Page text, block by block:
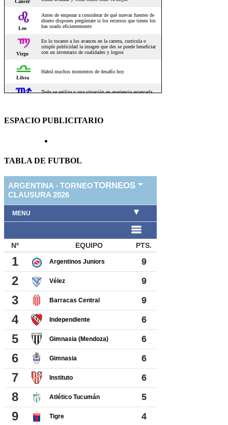
ESPACIO PUBLICITARIO
TABLA DE FUTBOL